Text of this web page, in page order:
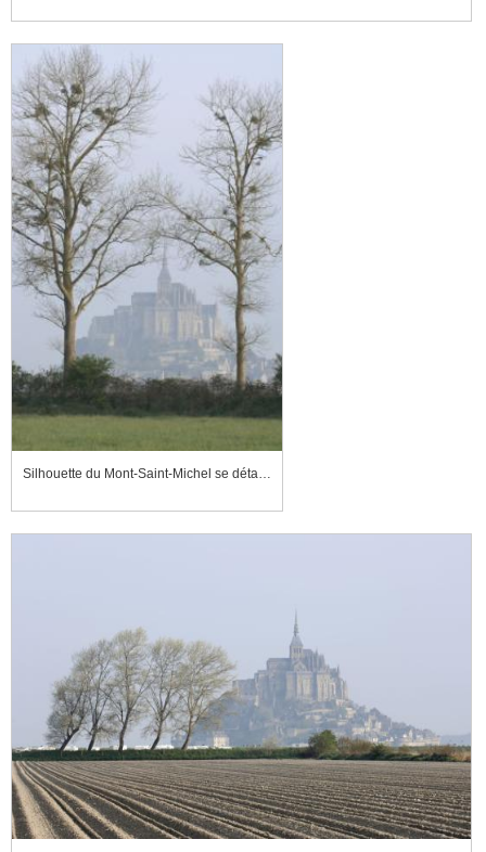
Silhouette du Mont-Saint-Michel se détachant dans la brume, derrière les arbres